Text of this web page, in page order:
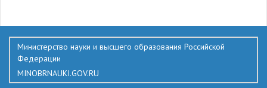
Министерство науки и высшего образования Российской
Федерации
MINOBRNAUKI.GOV.RU